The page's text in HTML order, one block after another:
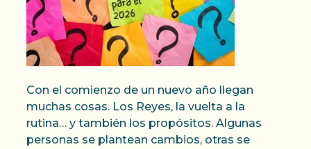
Con el comienzo de un nuevo año llegan
muchas cosas. Los Reyes, la vuelta a la
rutina… y también los propósitos. Algunas
personas se plantean cambios, otras se